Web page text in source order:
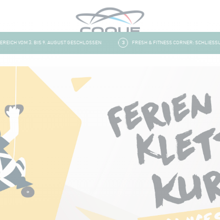
VOM 3. BIS 9. AUGUST GESCHLOSSEN 3 FRESH & FITNESS CORNER: